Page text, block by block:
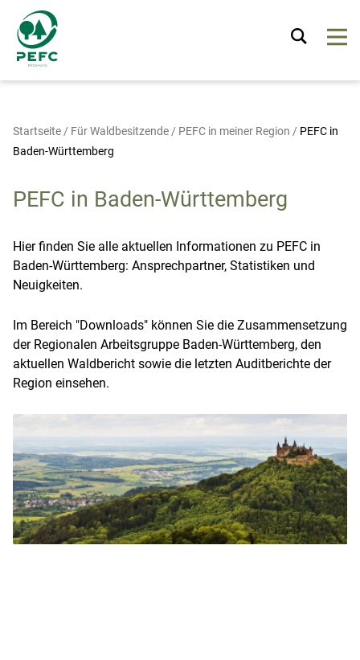
Startseite / Für Waldbesitzende / PEFC in meiner Region / PEFC in
Baden-Württemberg
PEFC in Baden-Württemberg
Hier finden Sie alle aktuellen Informationen zu PEFC in
Baden-Württemberg: Ansprechpartner, Statistiken und
Neuigkeiten.
Im Bereich "Downloads" können Sie die Zusammensetzung
der Regionalen Arbeitsgruppe Baden-Württemberg, den
aktuellen Waldbericht sowie die letzten Auditberichte der
Region einsehen.